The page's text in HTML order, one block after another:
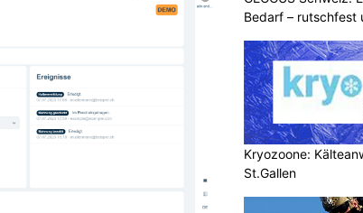
Bedarf – rutschfest
Kryozoone:
St.Gallen